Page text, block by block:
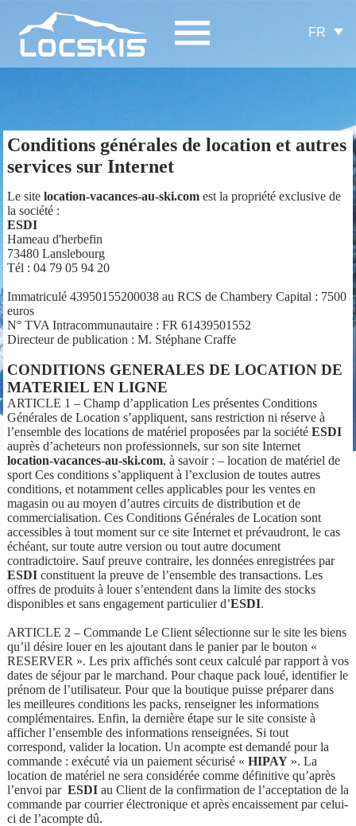
FR
Conditions générales de location et autres
services sur Internet
Le site location-vacances-au-ski.comest la propriété exclusive de
la société :
ESDI
Hameau d'herbefin
73480 Lanslebourg
Tél : 04 79 05 94 20
Immatriculé 43950155200038 au RCS de Chambery Capital : 7500
euros
N° TVA Intracommunautaire : FR 61439501552
Directeur de publication : M. Stéphane Craffe
CONDITIONS GENERALES DE LOCATION DE
MATERIEL EN LIGNE
ARTICLE 1 – Champ d’application Les présentes Conditions
Générales de Location s’appliquent, sans restriction ni réserve à
l’ensemble des locations de matériel proposées par la société ESDI
auprès d’acheteurs non professionnels, sur son site Internet
location-vacances-au-ski.com, à savoir : – location de matériel de
sport Ces conditions s’appliquent à l’exclusion de toutes autres
conditions, et notamment celles applicables pour les ventes en
magasin ou au moyen d’autres circuits de distribution et de
commercialisation. Ces Conditions Générales de Location sont
accessibles à tout moment sur ce site Internet et prévaudront, le cas
échéant, sur toute autre version ou tout autre document
contradictoire. Sauf preuve contraire, les données enregistrées par
ESDIconstituent la preuve de l’ensemble des transactions. Les
offres de produits à louer s’entendent dans la limite des stocks
disponibles et sans engagement particulier d’ESDI.
ARTICLE 2 – Commande Le Client sélectionne sur le site les biens
qu’il désire louer en les ajoutant dans le panier par le bouton «
RESERVER ». Les prix affichés sont ceux calculé par rapport à vos
dates de séjour par le marchand. Pour chaque pack loué, identifier le
prénom de l’utilisateur. Pour que la boutique puisse préparer dans
les meilleures conditions les packs, renseigner les informations
complémentaires. Enfin, la dernière étape sur le site consiste à
afficher l’ensemble des informations renseignées. Si tout
correspond, valider la location. Un acompte est demandé pour la
commande : exécuté via un paiement sécurisé « HIPAY». La
location de matériel ne sera considérée comme définitive qu’après
l’envoi par ESDIau Client de la confirmation de l’acceptation de la
commande par courrier électronique et après encaissement par celui-
ci de l’acompte dû.